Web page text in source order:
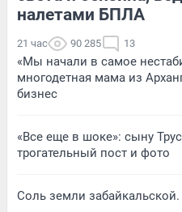
налетами БПЛА
21 час 90 285 13
«Мы начали в самое
многодетная мама из
бизнес
«Все еще в шоке»: сыну
трогательный пост и фото
Соль земли